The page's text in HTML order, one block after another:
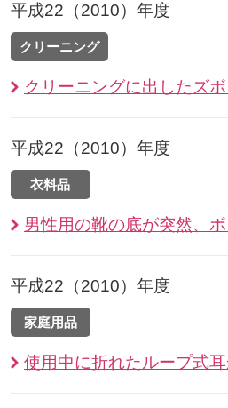
平成22（2010）年度
クリーニング
クリーニングに出したズ
平成22（2010）年度
衣料品
男性用の靴の底が突然、ボ
平成22（2010）年度
家庭用品
使用中に折れたループ式耳